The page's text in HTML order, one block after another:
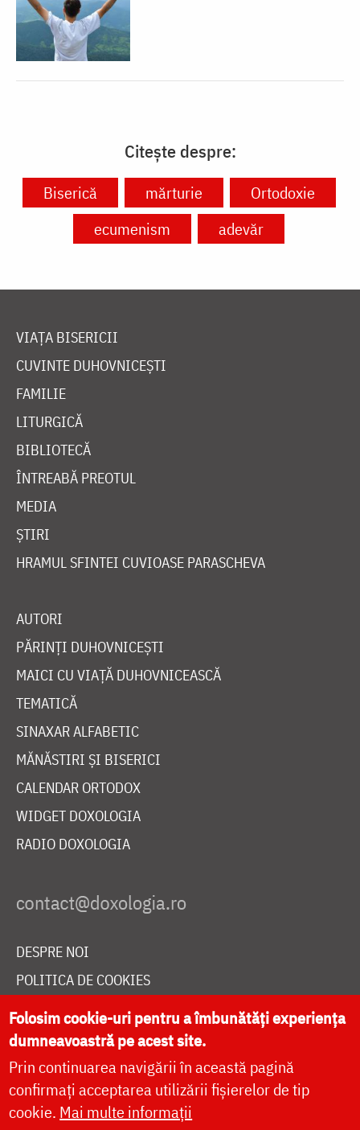
Citește despre:
Biserică mărturie
Ortodoxie
ecumenism
adevăr
VIAȚA BISERICII
CUVINTE DUHOVNICEȘTI
FAMILIE
LITURGICĂ
BIBLIOTECĂ
ÎNTREABĂ PREOTUL
MEDIA
ȘTIRI
HRAMUL SFINTEI CUVIOASE PARASCHEVA
AUTORI
PĂRINȚI DUHOVNICEȘTI
MAICI CU VIAȚĂ DUHOVNICEASCĂ
TEMATICĂ
SINAXAR ALFABETIC
MĂNĂSTIRI ȘI BISERICI
CALENDAR ORTODOX
WIDGET DOXOLOGIA
RADIO DOXOLOGIA
DESPRE NOI
POLITICA DE COOKIES
DONEAZĂ ONLINE PENTRU CATEDRALA NAȚIONALĂ
LIVE
Folosim cookie-uri pentru a îmbunătăți experiența
dumneavoastră pe acest site.
Prin continuarea navigării în această pagină
confirmați acceptarea utilizării fișierelor de tip
cookie. Mai multe informații